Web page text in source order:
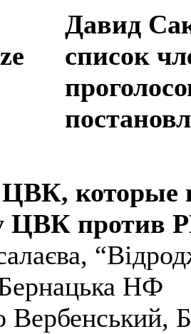
Давид
список
которые
ЦВК
НФ
Вербенський,